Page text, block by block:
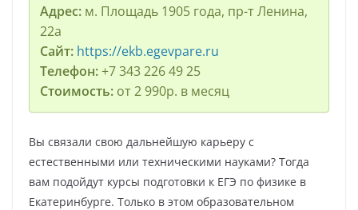
Адрес:м. Площадь 1905 года, пр-т Ленина,
22а
Сайт: https://ekb.egevpare.ru
Телефон:+7 343 226 49 25
Стоимость:от 2 990р. в месяц
Вы связали свою дальнейшую карьеру с
естественными или техническими науками? Тогда
вам подойдут курсы подготовки к ЕГЭ по физике в
Екатеринбурге. Только в этом образовательном